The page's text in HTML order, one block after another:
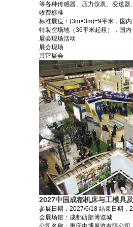
等各种传感器、压力仪表、变送
收费标准
标准展位：(3m×3m)=9平米，国
特装空场地（36平米起租），国
展会现场活动
展会现场
其它展会
2027中国成都机床与工模具
参展日期： 2027/6/18 结束日期：
会展场馆： 成都西部博览城